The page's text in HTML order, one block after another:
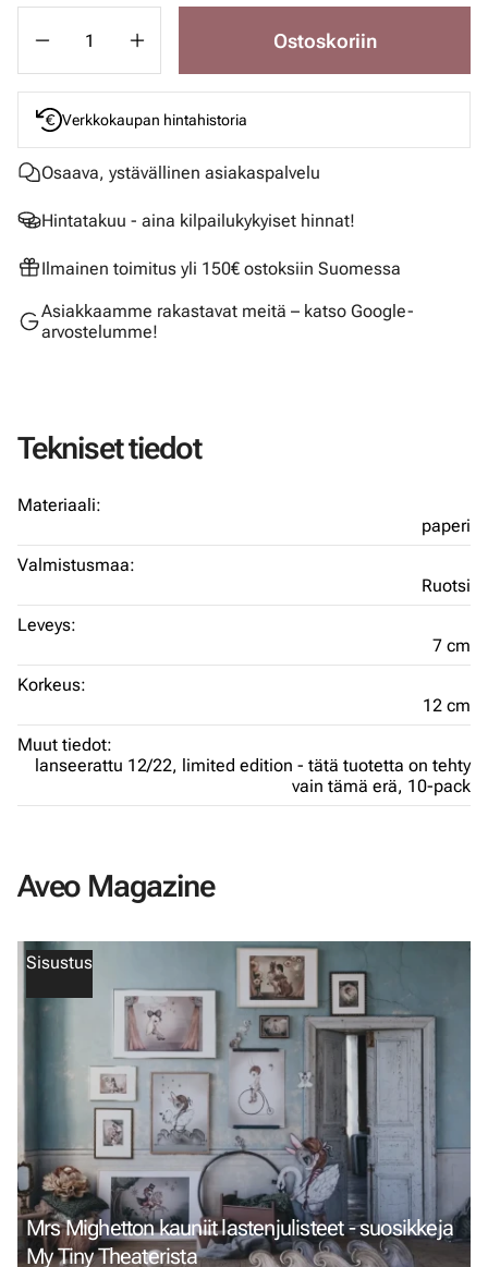
Ostoskoriin
Verkkokaupan hintahistoria
Osaava, ystävällinen asiakaspalvelu
Hintatakuu - aina kilpailukykyiset hinnat!
Ilmainen toimitus yli 150€ ostoksiin Suomessa
Asiakkaamme rakastavat meitä – katso Google-
arvostelumme!
Tekniset tiedot
Materiaali:
paperi
Valmistusmaa:
Ruotsi
Leveys:
7 cm
Korkeus:
12 cm
Muut tiedot:
lanseerattu 12/22, limited edition - tätä tuotetta on tehty
vain tämä erä, 10-pack
Aveo Magazine
Sisustus
Mrs Mighetton kauniit lastenjulisteet - suosikkeja
My Tiny Theaterista